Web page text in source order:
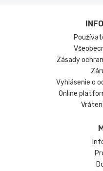
Zásady
Vyhlásenie o
Online